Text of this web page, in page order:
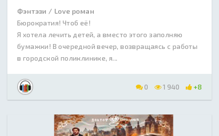
Фэнтэзи / Love роман
Бюрократия! Чтоб её!
Я хотела лечить детей, а вместо этого заполняю
бумажки! В очередной вечер, возвращаясь с работы
в городской поликлинике, я...
0 1 940 +8